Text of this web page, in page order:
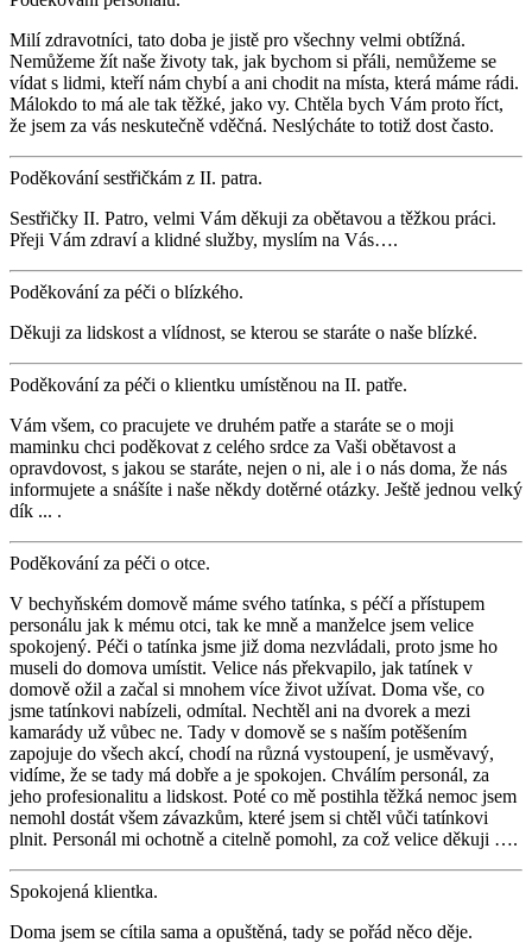
Milí zdravotníci, tato doba je jistě pro všechny velmi obtížná.
Nemůžeme žít naše životy tak, jak bychom si přáli, nemůžeme se
vídat s lidmi, kteří nám chybí a ani chodit na místa, která máme rádi.
Málokdo to má ale tak těžké, jako vy. Chtěla bych Vám proto říct,
že jsem za vás neskutečně vděčná. Neslýcháte to totiž dost často.
Poděkování sestřičkám z II. patra.
Sestřičky II. Patro, velmi Vám děkuji za obětavou a těžkou práci.
Přeji Vám zdraví a klidné služby, myslím na Vás….
Poděkování za péči o blízkého.
Děkuji za lidskost a vlídnost, se kterou se staráte o naše blízké.
Poděkování za péči o klientku umístěnou na II. patře.
Vám všem, co pracujete ve druhém patře a staráte se o moji
maminku chci poděkovat z celého srdce za Vaši obětavost a
opravdovost, s jakou se staráte, nejen o ni, ale i o nás doma, že nás
informujete a snášíte i naše někdy dotěrné otázky. Ještě jednou velký
dík ... .
Poděkování za péči o otce.
V bechyňském domově máme svého tatínka, s péčí a přístupem
personálu jak k mému otci, tak ke mně a manželce jsem velice
spokojený. Péči o tatínka jsme již doma nezvládali, proto jsme ho
museli do domova umístit. Velice nás překvapilo, jak tatínek v
domově ožil a začal si mnohem více život užívat. Doma vše, co
jsme tatínkovi nabízeli, odmítal. Nechtěl ani na dvorek a mezi
kamarády už vůbec ne. Tady v domově se s naším potěšením
zapojuje do všech akcí, chodí na různá vystoupení, je usměvavý,
vidíme, že se tady má dobře a je spokojen. Chválím personál, za
jeho profesionalitu a lidskost. Poté co mě postihla těžká nemoc jsem
nemohl dostát všem závazkům, které jsem si chtěl vůči tatínkovi
plnit. Personál mi ochotně a citelně pomohl, za což velice děkuji ….
Spokojená klientka.
Doma jsem se cítila sama a opuštěná, tady se pořád něco děje.